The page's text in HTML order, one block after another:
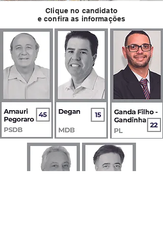
Clique no candidato
e confira as informações